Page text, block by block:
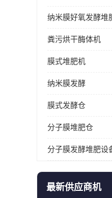
纳米膜好氧发酵堆
粪污烘干酶体机
膜式堆肥机
纳米膜发酵
膜式发酵仓
分子膜堆肥仓
分子膜发酵堆肥设
最新供应商机